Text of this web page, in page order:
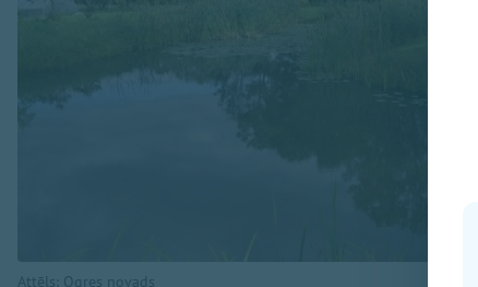
Attēls: Ogres novads